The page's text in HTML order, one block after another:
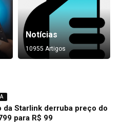
Notícias
10955 Artigos
da Starlink derruba preço do
para R$ 99